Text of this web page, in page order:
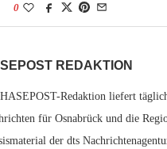
0
REDAKTION
Redaktion liefert
für Osnabrück und die
der dts